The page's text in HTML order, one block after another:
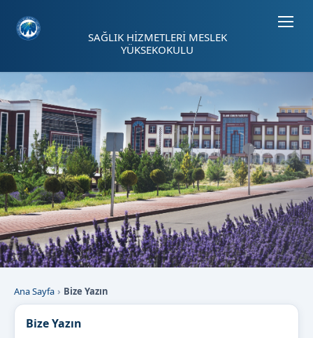
SAĞLIK HİZMETLERİ MESLEK
YÜKSEKOKULU
Ana Sayfa Bize Yazın
Bize Yazın